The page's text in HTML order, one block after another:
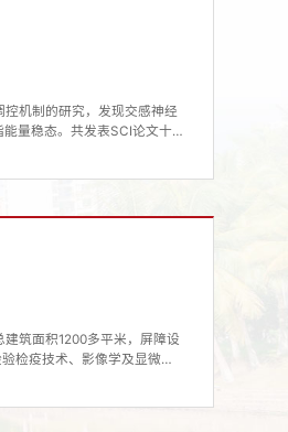
机制的研究，发现交感神经
量稳态。共发表SCI论文十
筑面积1200多平米，屏障设
检疫技术、影像学及显微手